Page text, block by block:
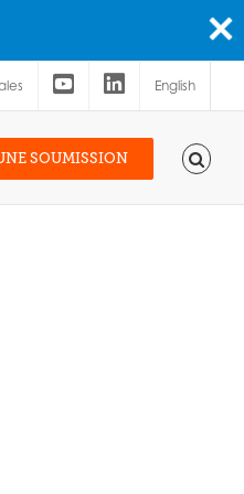
English
SOUMISSION